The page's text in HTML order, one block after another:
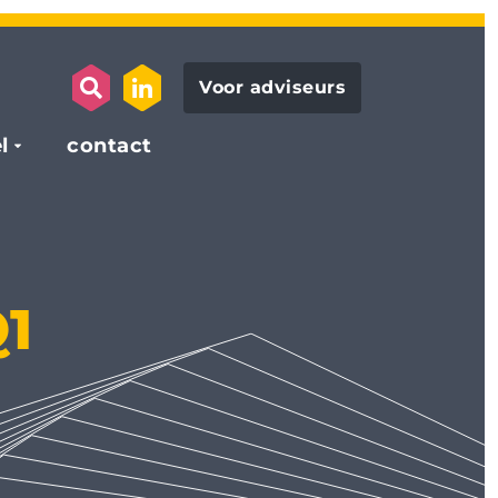
contact
search opener
link to the linkedin page
Voor adviseurs